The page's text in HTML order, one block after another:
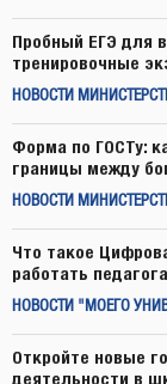
Пробный ЕГЭ для
тренировочные
НОВОСТИ
Форма по ГОСТу:
границы между
НОВОСТИ
Что такое
работать
НОВОСТИ "МОЕГО
Откройте новые
деятельности в